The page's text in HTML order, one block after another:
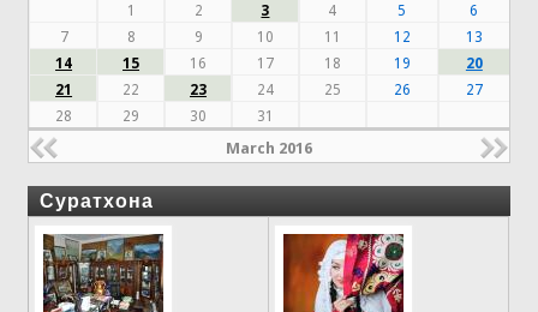
1
2 3 4 5
6
7
8 9 10 11 12
13
14
15 16 17 18 19
20
21
22 23 24 25 26
27
28
29 30 31
March 2016
Суратхона